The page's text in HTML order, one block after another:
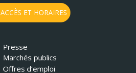
ACCÈS ET HORAIRES
Presse
Marchés publics
Offres d’emploi